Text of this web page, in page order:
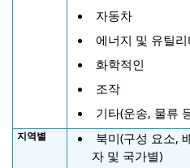
자동차
에너지 및 유틸리
화학적인
조작
기타(운송, 물류
지역별
북미(구성 요소,
자 및 국가별)